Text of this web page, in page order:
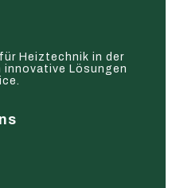
Heiztechnik in der
innovative Lösungen